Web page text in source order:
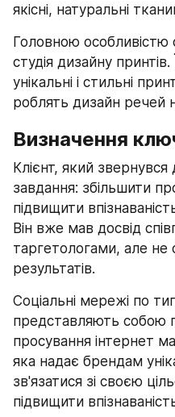
якісні, натуральні
Головною особливістю
студія дизайну
унікальні і стильні
роблять дизайн речей
Визначення
Клієнт, який
завдання: збільшити
підвищити
Він вже мав досвід
таргетологами, але не
результатів.
Соціальні мережі по
представляють собою
просування інтернет
яка надає брендам
зв'язатися зі своєю
підвищити